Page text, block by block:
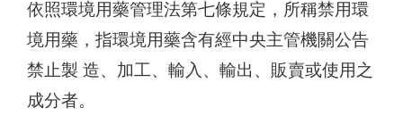
依照環境用藥管理法第七條規定，所稱禁用環
境用藥，指環境用藥含有經中央主管機關公告
禁止製 造、加工、輸入、輸出、販賣或使用之
成分者。